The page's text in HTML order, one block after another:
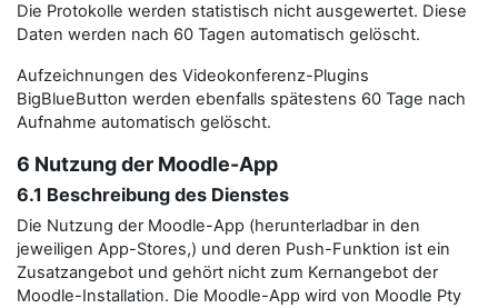
Die Protokolle werden statistisch nicht ausgewertet. Diese
Daten werden nach 60 Tagen automatisch gelöscht.
Aufzeichnungen des Videokonferenz-Plugins
BigBlueButton werden ebenfalls spätestens 60 Tage nach
Aufnahme automatisch gelöscht.
6 Nutzung der Moodle-App
6.1 Beschreibung des Dienstes
Die Nutzung der Moodle-App (herunterladbar in den
jeweiligen App-Stores,) und deren Push-Funktion ist ein
Zusatzangebot und gehört nicht zum Kernangebot der
Moodle-Installation. Die Moodle-App wird von Moodle Pty